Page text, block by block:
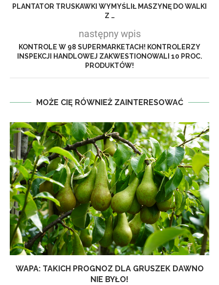
PLANTATOR TRUSKAWKI WYMYŚLIŁ MASZYNĘ DO WALKI
Z …
następny wpis
KONTROLE W 98 SUPERMARKETACH! KONTROLERZY
INSPEKCJI HANDLOWEJ ZAKWESTIONOWALI 10 PROC.
PRODUKTÓW!
MOŻE CIĘ RÓWNIEŻ ZAINTERESOWAĆ
WAPA: TAKICH PROGNOZ DLA GRUSZEK DAWNO
NIE BYŁO!